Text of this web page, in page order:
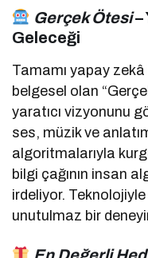
Gerçek Ötesi–
Geleceği
Tamamı yapay
belgesel olan
yaratıcı vizyonunu
ses, müzik ve
algoritmalarıyla
bilgi çağının insan
irdeliyor.
unutulmaz bir